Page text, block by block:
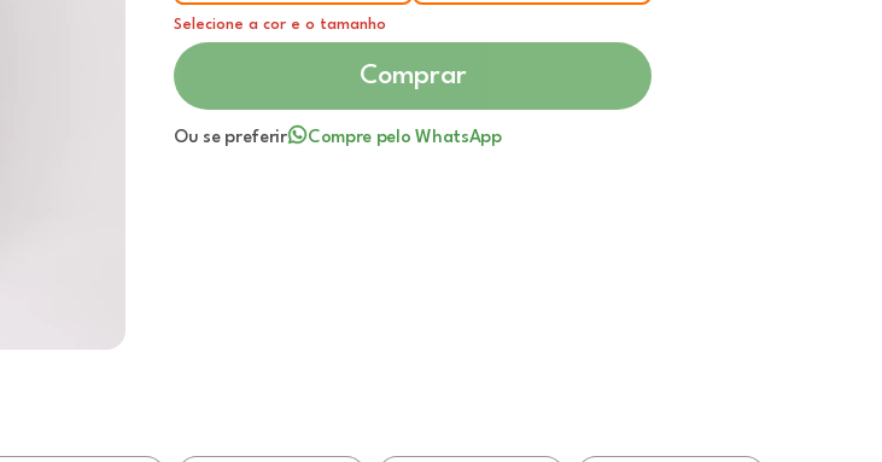
Selecione a cor e o tamanho
Comprar
Ou se preferir Compre pelo WhatsApp